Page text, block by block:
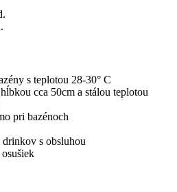
s teplotou 28-30° C
cca 50cm a stálou teplotou
pri bazénoch
s obsluhou